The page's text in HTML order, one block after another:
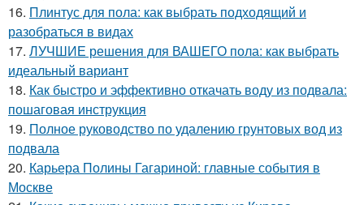
16. Плинтус для пола: как выбрать подходящий и
разобраться в видах
17. ЛУЧШИЕ решения для ВАШЕГО пола: как выбрать
идеальный вариант
18. Как быстро и эффективно откачать воду из подвала:
пошаговая инструкция
19. Полное руководство по удалению грунтовых вод из
подвала
20. Карьера Полины Гагариной: главные события в
Москве